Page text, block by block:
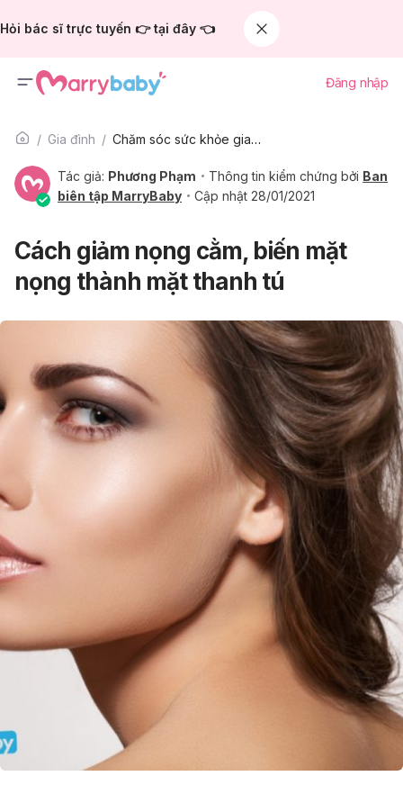
Hỏi bác sĩ trực tuyến 👉 tại đây 👈
Đăng nhập
Gia đình Chăm sóc sức khỏe gia đình
Tác giả: Phương Phạm Thông tin kiểm chứng bởi Ban
biên tập MarryBaby
Cập nhật 28/01/2021
Cách giảm nọng cằm, biến mặt
nọng thành mặt thanh tú